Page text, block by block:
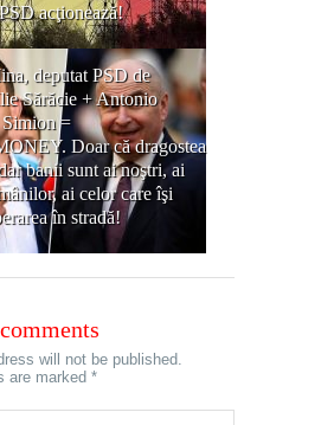
acţionează!
deputat PSD de
Sărăcie + Antonio
=
Doar că dragostea
banii sunt ai noştri, ai
ai celor care îşi
în stradă!
will not be published.
are marked *